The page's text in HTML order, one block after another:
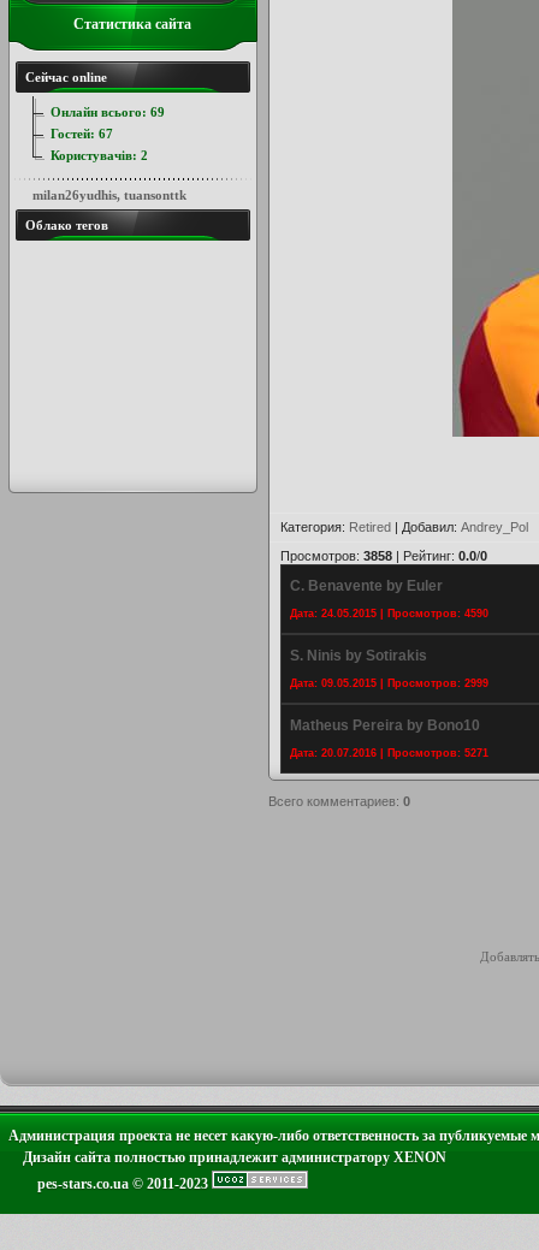
Категория: Retired | Добавил: Andrey_Pol
Просмотров: 3858 | Рейтинг: 0.0/0
C. Benavente by Euler
Дата: 24.05.2015 | Просмотров: 4590
S. Ninis by Sotirakis
Дата: 09.05.2015 | Просмотров: 2999
Matheus Pereira by Bono10
Дата: 20.07.2016 | Просмотров: 5271
Всего комментариев: 0
Статистика сайта
Сейчас online
Онлайн всього: 69
Гостей: 67
Користувачів: 2
milan26yudhis, tuansonttk
Облако тегов
Администрация проекта не несет какую-либо ответственность за публикуемые
Дизайн сайта полностью принадлежит администратору XENON
pes-stars.co.ua © 2011-2023